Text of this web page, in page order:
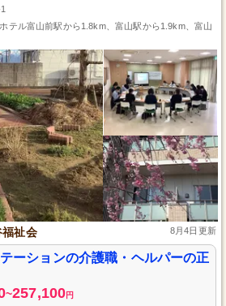
テル富山前駅から1.8km、富山駅から1.9km、富山
祉会 8月4日更新
ーションの介護職・ヘルパーの正
~257,100円